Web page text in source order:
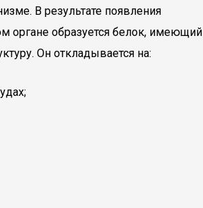
В результате появления
органе образуется белок, имеющий
Он откладывается на: